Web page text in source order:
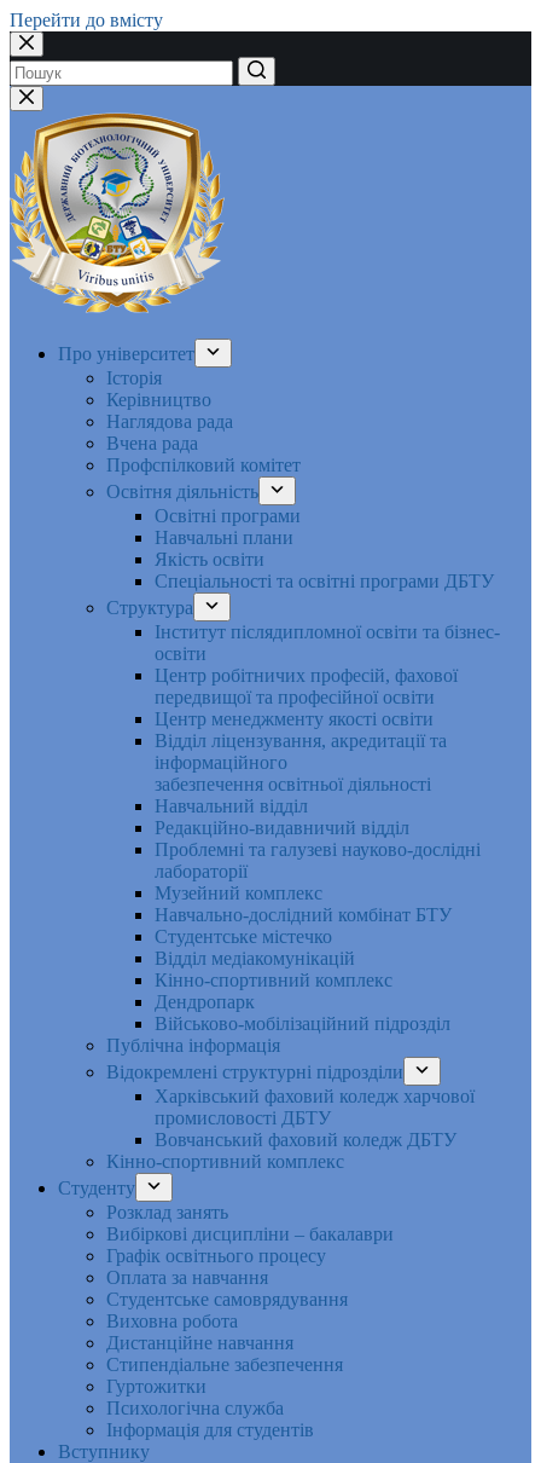
Перейти до вмісту
Немає
результатів
Про університет
Історія
Керівництво
Наглядова рада
Вчена рада
Профспілковий комітет
Освітня діяльність
Освітні програми
Навчальні плани
Якість освіти
Спеціальності та освітні програми ДБТУ
Структура
Інститут післядипломної освіти та бізнес-
освіти
Центр робітничих професій, фахової
передвищої та професійної освіти
Центр менеджменту якості освіти
Відділ ліцензування, акредитації та
інформаційного
забезпечення освітньої діяльності
Навчальний відділ
Редакційно-видавничий відділ
Проблемні та галузеві науково-дослідні
лабораторії
Музейний комплекс
Навчально-дослідний комбінат БТУ
Студентське містечко
Відділ медіакомунікацій
Кінно-спортивний комплекс
Дендропарк
Військово-мобілізаційний підрозділ
Публічна інформація
Відокремлені структурні підрозділи
Харківський фаховий коледж харчової
промисловості ДБТУ
Вовчанський фаховий коледж ДБТУ
Кінно-спортивний комплекс
Студенту
Розклад занять
Вибіркові дисципліни – бакалаври
Графік освітнього процесу
Оплата за навчання
Студентське самоврядування
Виховна робота
Дистанційне навчання
Стипендіальне забезпечення
Гуртожитки
Психологічна служба
Інформація для студентів
Вступнику